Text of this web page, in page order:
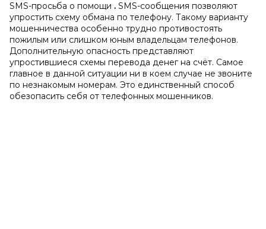
SMS-просьба о помощи . SMS-сообщения позволяют
упростить схему обмана по телефону. Такому варианту
мошенничества особенно трудно противостоять
пожилым или слишком юным владельцам телефонов.
Дополнительную опасность представляют
упростившиеся схемы перевода денег на счёт. Самое
главное в данной ситуации ни в коем случае не звоните
по незнакомым номерам. Это единственный способ
обезопасить себя от телефонных мошенников.